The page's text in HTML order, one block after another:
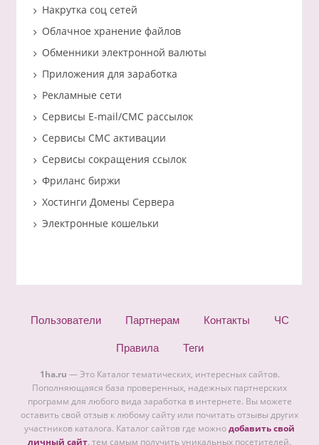
Накрутка соц сетей
Облачное хранение файлов
Обменники электронной валюты
Приложения для заработка
Рекламные сети
Сервисы E-mail/СМС рассылок
Сервисы СМС активации
Сервисы сокращения ссылок
Фриланс биржи
Хостинги Домены Сервера
Электронные кошельки
Пользователи Партнерам Контакты ЧС
Правила Теги
1ha.ru — Это Каталог тематических, интересных сайтов.
Пополняющаяся база проверенных, надежных партнерских
программ для любого вида заработка в интернете. Вы можете
оставить свой отзыв к любому сайту или почитать отзывы других
участников каталога. Каталог сайтов где можнодобавить свой
личный сайт. тем самым получить уникальных посетителей.